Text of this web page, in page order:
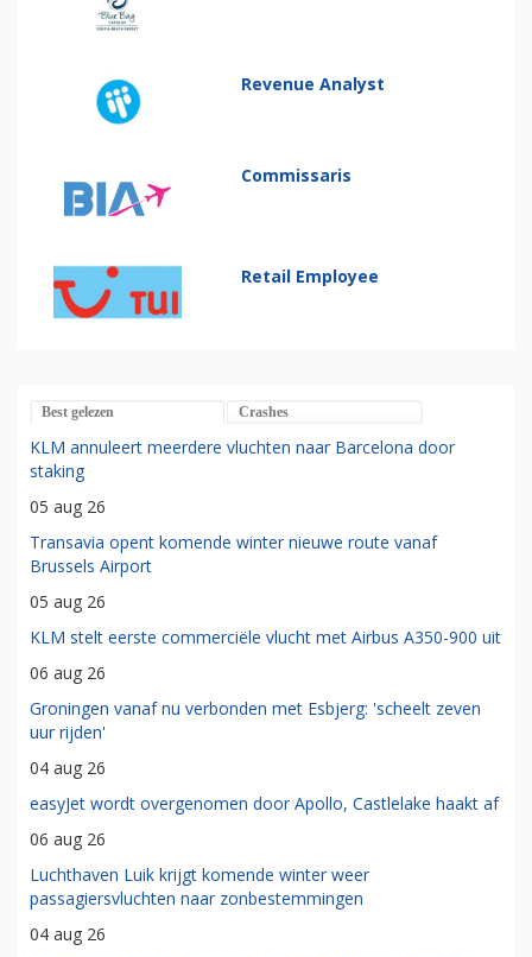
Revenue Analyst
Commissaris
Retail Employee
Best gelezen Crashes
KLM annuleert meerdere vluchten naar Barcelona door
staking
05 aug 26
Transavia opent komende winter nieuwe route vanaf
Brussels Airport
05 aug 26
KLM stelt eerste commerciële vlucht met Airbus A350-900 uit
06 aug 26
Groningen vanaf nu verbonden met Esbjerg: 'scheelt zeven
uur rijden'
04 aug 26
easyJet wordt overgenomen door Apollo, Castlelake haakt af
06 aug 26
Luchthaven Luik krijgt komende winter weer
passagiersvluchten naar zonbestemmingen
04 aug 26